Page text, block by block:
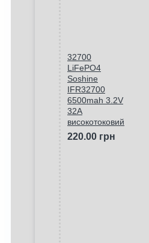
32700
LiFePO4
Soshine
IFR32700
6500mah 3.2V
32A
високотоковий
220.00 грн